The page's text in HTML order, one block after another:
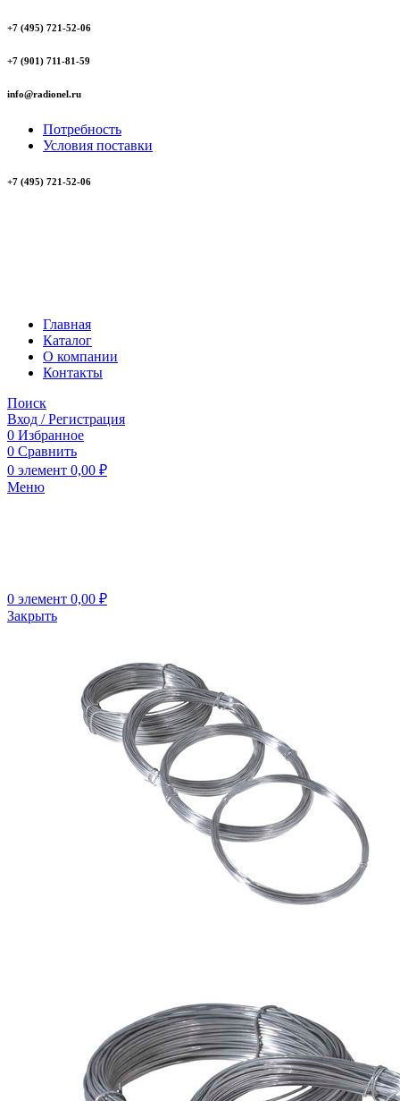
+7 (495) 721-52-06
+7 (901) 711-81-59
info@radionel.ru
Потребность
Условия поставки
+7 (495) 721-52-06
Главная
Каталог
О компании
Контакты
Поиск
Вход / Регистрация
0 Избранное
0 Сравнить
0 элемент 0,00 ₽
Меню
0 элемент 0,00 ₽
Закрыть